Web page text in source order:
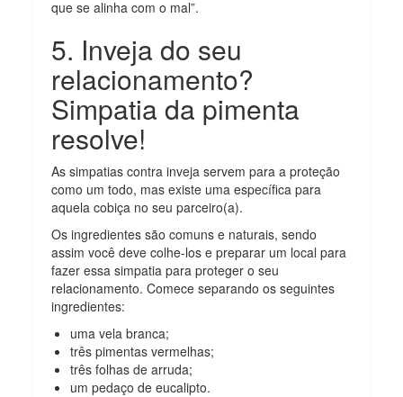
que se alinha com o mal”.
5. Inveja do seu
relacionamento?
Simpatia da pimenta
resolve!
As simpatias contra inveja servem para a proteção
como um todo, mas existe uma específica para
aquela cobiça no seu parceiro(a).
Os ingredientes são comuns e naturais, sendo
assim você deve colhe-los e preparar um local para
fazer essa simpatia para proteger o seu
relacionamento. Comece separando os seguintes
ingredientes:
uma vela branca;
três pimentas vermelhas;
três folhas de arruda;
um pedaço de eucalipto.